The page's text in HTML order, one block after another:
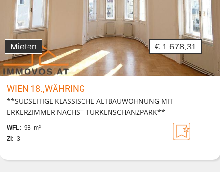
Mieten € 1.678,31
WIEN 18.,WÄHRING
**SÜDSEITIGE KLASSISCHE ALTBAUWOHNUNG MIT
ERKERZIMMER NÄCHST TÜRKENSCHANZPARK**
WFL: 98 m²
Zi: 3